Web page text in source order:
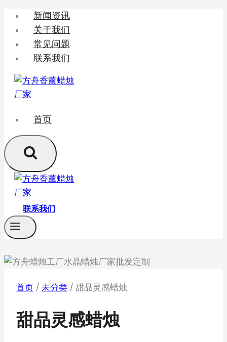
新闻资讯
关于我们
常见问题
联系我们
首页
联系我们
首页 / 未分类 / 甜品灵感蜡烛
甜品灵感蜡烛